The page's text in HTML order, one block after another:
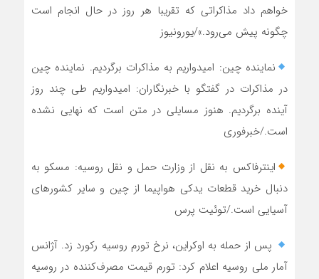
خواهم داد مذاکراتی که تقریبا هر روز در حال انجام است
چگونه پیش می‌رود.»/یورونیوز
نماینده چین: امیدواریم به مذاکرات برگردیم. نماینده چین
در مذاکرات در گفتگو با خبرنگاران: امیدواریم طی چند روز
آینده برگردیم. هنوز مسایلی در متن است که نهایی نشده
است./خبرفوری
اینترفاکس به نقل از وزارت حمل و نقل روسیه: مسکو به
دنبال خرید قطعات یدکی هواپیما از چین و سایر کشورهای
آسیایی است./توئیت پرس
پس از حمله به اوکراین، نرخ تورم روسیه رکورد زد. آژانس
آمار ملی روسیه اعلام کرد: تورم قیمت مصرف‌کننده در روسیه